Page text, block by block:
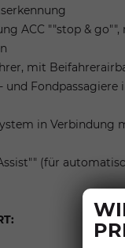
ACC ""stop &
mit
Fondpassagiere
in Verbindung
(für